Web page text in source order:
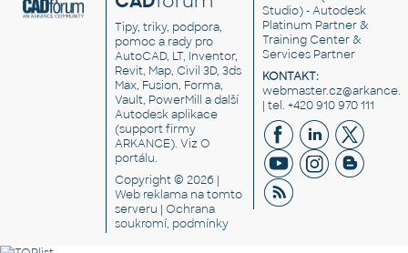
Tipy, triky, podpora,
pomoc a rady pro
AutoCAD, LT, Inventor,
Revit, Map, Civil 3D, 3ds
Max, Fusion, Forma,
Vault, PowerMill a další
Autodesk aplikace
(support firmy
ARKANCE). VizO
portálu.
Copyright © 2026 |
Web reklama na tomto
serveru |Ochrana
soukromí, podmínky
Studio) - Autodesk
Platinum Partner &
Training Center &
Services Partner
KONTAKT:
| tel. +420 910 970 111